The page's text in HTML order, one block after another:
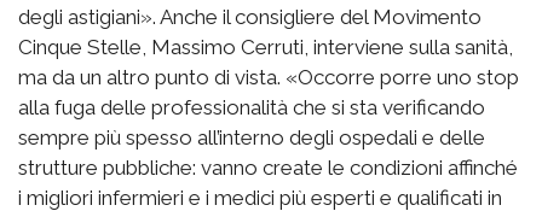
degli astigiani». Anche il consigliere del Movimento
Cinque Stelle, Massimo Cerruti, interviene sulla sanità,
ma da un altro punto di vista. «Occorre porre uno stop
alla fuga delle professionalità che si sta verificando
sempre più spesso all’interno degli ospedali e delle
strutture pubbliche: vanno create le condizioni affinché
i migliori infermieri e i medici più esperti e qualificati in